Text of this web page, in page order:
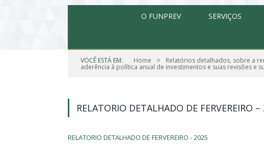
O FUNPREV SERVIÇOS
VOCÊ ESTÁ EM: Home » Relatórios detalhados, sobre a
aderência à política anual de investimentos e suas revisões e
RELATORIO DETALHADO DE FERVEREIRO
RELATORIO DETALHADO DE FERVEREIRO - 2025